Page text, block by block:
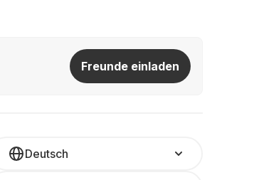
Freunde einladen
Deutsch